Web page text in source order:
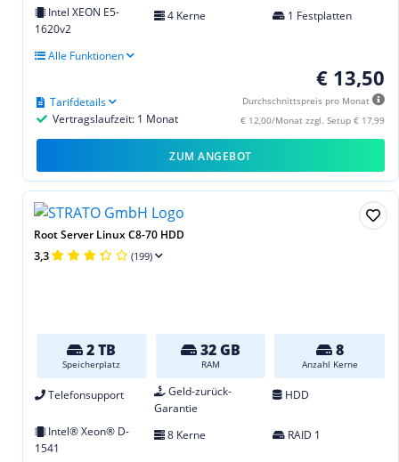
Intel XEON E5-
1620v2
4 Kerne 1 Festplatten
Alle Funktionen
€ 13,50
Durchschnittspreis pro Monat
€ 12,00/Monat zzgl. Setup € 17,99
Vertragslaufzeit: 1 Monat
Tarifdetails
ZUM ANGEBOT
Root Server Linux C8-70 HDD
3,3 (199)
2 TB
Speicherplatz
32 GB
RAM
8
Anzahl Kerne
Telefonsupport
Geld-zurück-
Garantie
HDD
Intel® Xeon® D-
1541
8 Kerne RAID 1